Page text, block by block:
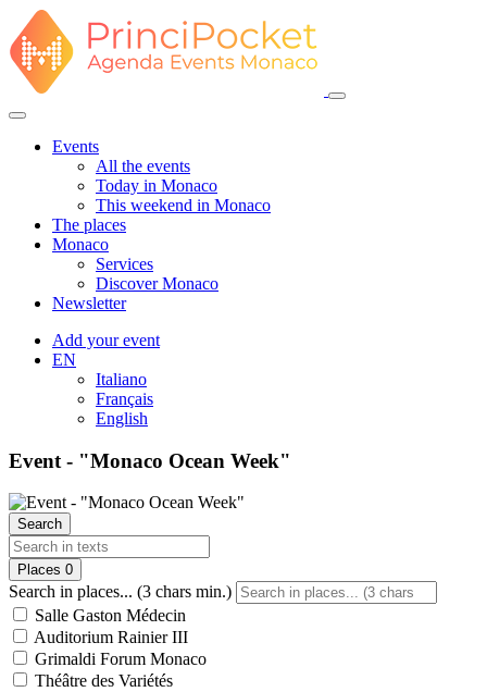
Events
All the events
Today in Monaco
This weekend in Monaco
The places
Monaco
Services
Discover Monaco
Newsletter
Add your event
EN
Italiano
Français
English
Event - "Monaco Ocean Week"
Search
Places 0
Search in places... (3 chars min.)
Salle Gaston Médecin
Auditorium Rainier III
Grimaldi Forum Monaco
Théâtre des Variétés